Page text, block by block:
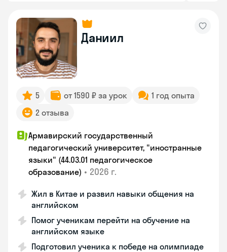
Даниил
5 от 1590 ₽ за урок
1 год опыта
2 отзыва
Армавирский государственный
педагогический университет, "иностранные
языки" (44.03.01 педагогическое
образование) • 2026 г.
Жил в Китае и развил навыки общения на
английском
Помог ученикам перейти на обучение на
английском языке
Подготовил ученика к победе на олимпиаде